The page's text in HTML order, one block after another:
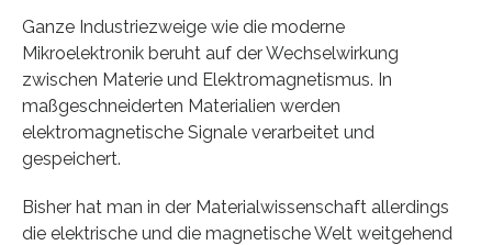
Ganze Industriezweige wie die moderne
Mikroelektronik beruht auf der Wechselwirkung
zwischen Materie und Elektromagnetismus. In
maßgeschneiderten Materialien werden
elektromagnetische Signale verarbeitet und
gespeichert.
Bisher hat man in der Materialwissenschaft allerdings
die elektrische und die magnetische Welt weitgehend